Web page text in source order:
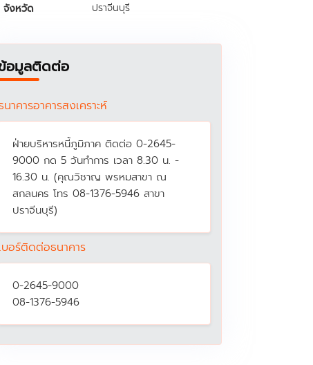
จังหวัด
ปราจีนบุรี
อมูลติดต่อ
นาคารอาคารสงเคราะห์
ฝ่ายบริหารหนี้ภูมิภาค ติดต่อ 0-2645-
9000 กด 5 วันทำการ เวลา 8.30 น. -
16.30 น. (คุณวิชาญ พรหมสาขา ณ
สกลนคร โทร 08-1376-5946 สาขา
ปราจีนบุรี)
บอร์ติดต่อธนาคาร
0-2645-9000
08-1376-5946